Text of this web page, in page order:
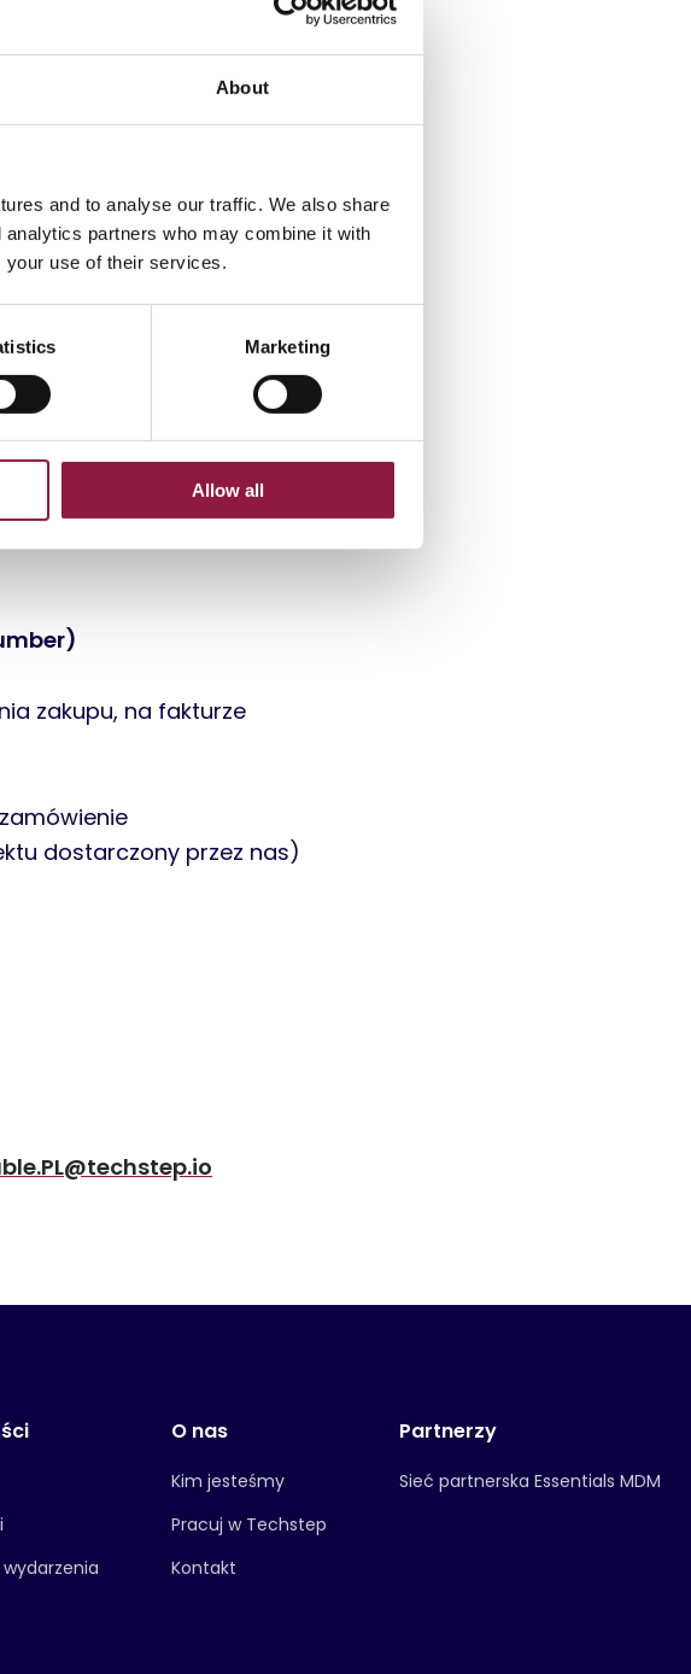
About
and to analyse our traffic. We also share
partners who may combine it with
your use of their services.
Marketing
Allow all
w jednym pliku PDF
zakupu, na fakturze
dostarczony przez nas)
wydarzenia
O nas
Kim jesteśmy
Pracuj w Techstep
Kontakt
Partnerzy
Sieć partnerska Essentials MDM